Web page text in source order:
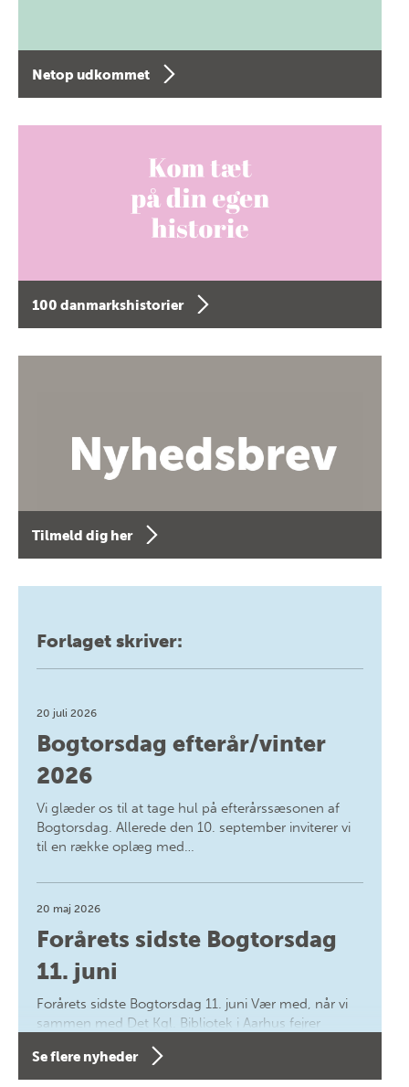
Netop udkommet
100 danmarkshistorier
Tilmeld dig her
Forlaget skriver:
20 juli 2026
Bogtorsdag efterår/vinter
2026
Vi glæder os til at tage hul på efterårssæsonen af
Bogtorsdag. Allerede den 10. september inviterer vi
til en række oplæg med…
20 maj 2026
Forårets sidste Bogtorsdag
11. juni
Forårets sidste Bogtorsdag 11. juni Vær med, når vi
sammen med Det Kgl. Bibliotek i Aarhus fejrer
forfatterne bag vores nyes…
Se flere nyheder